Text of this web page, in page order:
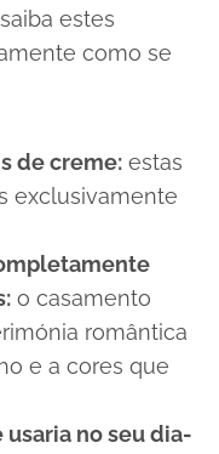
estes
como se
de creme: estas
exclusivamente
o casamento
romântica
e a cores que
usaria no seu dia-